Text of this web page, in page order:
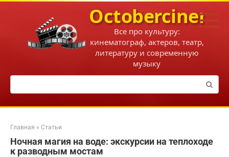
Перейти
Octobercinema
Все про культуру:
кинематограф, актеров, театр,
литературу и современную
музыку
Поиск:
Главная » Статьи
Ночная магия на воде: экскурсии на теплоходе
к разводным мостам